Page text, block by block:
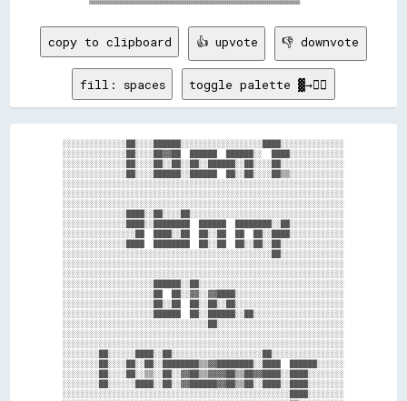
copy to clipboard 👍 upvote 👎 downvote
fill: spaces toggle palette ▓→✊🏽
░░░░░░░░░░░░░░██░░░░██████░░░░░░░░░░░░░░░░░░████░░░░░░░░░░░░░░
░░░░░░░░░░░░░░██░░░░██▓▓██  ██████  ██████░░  ████░░░░░░░░░░░░
░░░░░░░░░░░░░░██░░░░██░░██░░██░░██████░░██░░░░██░░░░░░░░░░░░░░
░░░░░░░░░░░░░░██░░░░██████░░██████  ██░░██░░░░██▒▒░░░░░░░░░░░░
░░░░░░░░░░░░░░░░░░░░░░░░░░░░░░░░░░░░░░░░░░░░░░░░░░░░░░░░░░░░░░
░░░░░░░░░░░░░░░░░░░░░░░░░░░░░░░░░░░░░░░░░░░░░░░░░░░░░░░░░░░░░░
░░░░░░░░░░░░░░░░░░░░░░░░░░░░░░░░░░░░░░░░░░░░░░░░░░░░░░░░░░░░░░
░░░░░░░░░░░░░░████░░██░░░░██░░░░░░░░░░░░░░░░░░░░░░░░░░░░░░░░░░
░░░░░░░░░░░░░░████░░████████  ██████  ████████░░██░░░░░░░░░░░░
░░░░░░░░░░░░░░░░██  ████░░██  ██░░██  ██  ██░░████░░░░░░░░░░░░
░░░░░░░░░░░░░░████  ████████  ██░░██  ██░░██░░██░░░░░░░░░░░░░░
░░░░░░░░░░░░░░░░░░░░░░░░░░░░░░░░░░░░░░░░░░░░░░██░░░░░░░░░░░░░░
░░░░░░░░░░░░░░░░░░░░░░░░░░░░░░░░░░░░░░░░░░░░░░░░░░░░░░░░░░░░░░
░░░░░░░░░░░░░░░░░░░░░░░░░░░░░░░░░░░░░░░░░░░░░░░░░░░░░░░░░░░░░░
░░░░░░░░░░░░░░░░░░░░██████░░██░░░░░░░░░░░░░░░░░░░░░░░░░░░░░░░░
░░░░░░░░░░░░░░░░░░░░██  ██░░▓▓░░▓▓████░░░░░░░░░░░░░░░░░░░░░░░░
░░░░░░░░░░░░░░░░░░░░██░░██  ██░░██░░██░░░░░░░░░░░░░░░░░░░░░░░░
░░░░░░░░░░░░░░░░░░░░██████  ██░░██████░░██░░░░░░░░░░░░░░░░░░░░
░░░░░░░░░░░░░░░░░░░░░░░░░░░░░░░░██░░░░░░░░░░░░░░░░░░░░░░░░░░░░
░░░░░░░░░░░░░░░░░░░░░░░░░░░░░░░░░░░░░░░░░░░░░░░░░░░░░░░░░░░░░░
░░░░░░░░░░░░░░░░░░░░░░░░░░░░░░░░░░░░░░░░░░░░░░░░░░░░░░░░░░░░░░
░░░░░░░░██░░░░░░████░░██░░░░░░░░░░░░░░░░░░░░██░░░░░░░░░░░░░░░░
░░░░░░░░██░░░░██░░██░░████████▒▒▓▓████████░░████  ██████░░░░░░
░░░░░░░░██░░░░██░░▒▒░░██░░▓▓██▒▒▓▓▓▓██▒▒██▓▓████░░████░░░░░░░░
░░░░░░░░██░░░░░░████░░██░░▓▓██████▓▓██▒▒██░░████░░████░░░░░░░░
░░░░░░░░░░░░░░░░░░░░░░░░░░░░░░░░░░░░░░░░░░░░░░░░░░████░░░░░░░░